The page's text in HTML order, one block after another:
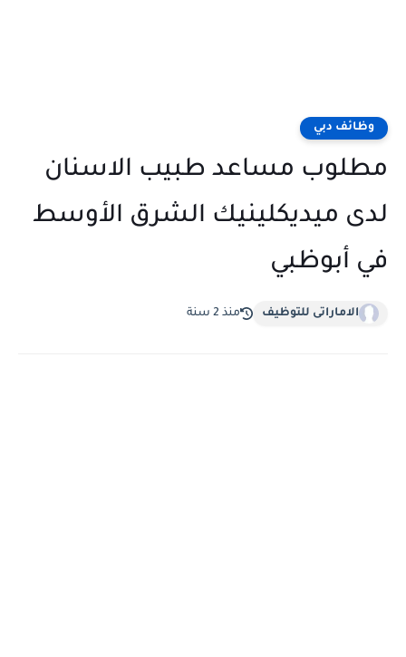
وظائف دبي
مطلوب مساعد طبيب الاسنان
لدى ميديكلينيك الشرق الأوسط
في أبوظبي
الاماراتى للتوظيف منذ 2 سنة